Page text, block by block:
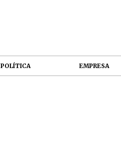
POLÍTICA EMPRESA